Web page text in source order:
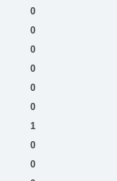
0
0
0
0
0
0
1
0
0